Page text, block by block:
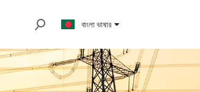
বাংলা ভাষার